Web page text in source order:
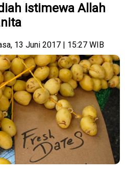
istimewa Allah
13 Juni 2017 | 15:27 WIB